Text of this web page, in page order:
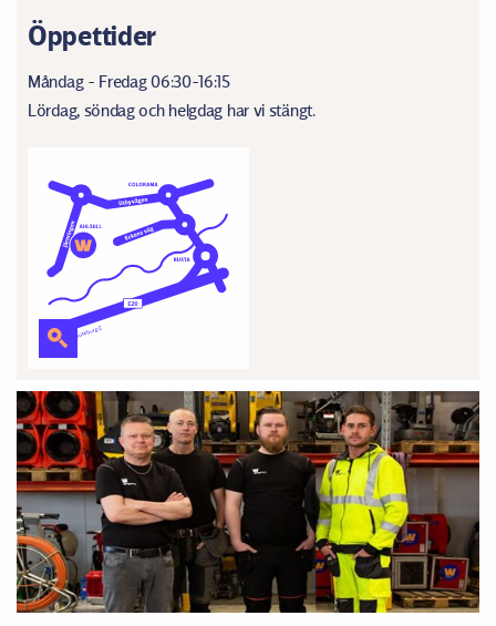
Öppettider
Måndag - Fredag 06:30-16:15
Lördag, söndag och helgdag har vi stängt.